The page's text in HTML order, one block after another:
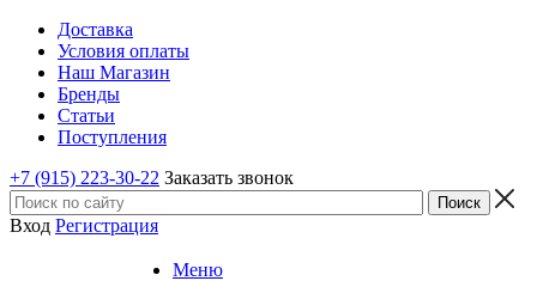
Доставка
Условия оплаты
Наш Магазин
Бренды
Статьи
Поступления
+7 (915) 223-30-22 Заказать звонок
Вход Регистрация
Меню